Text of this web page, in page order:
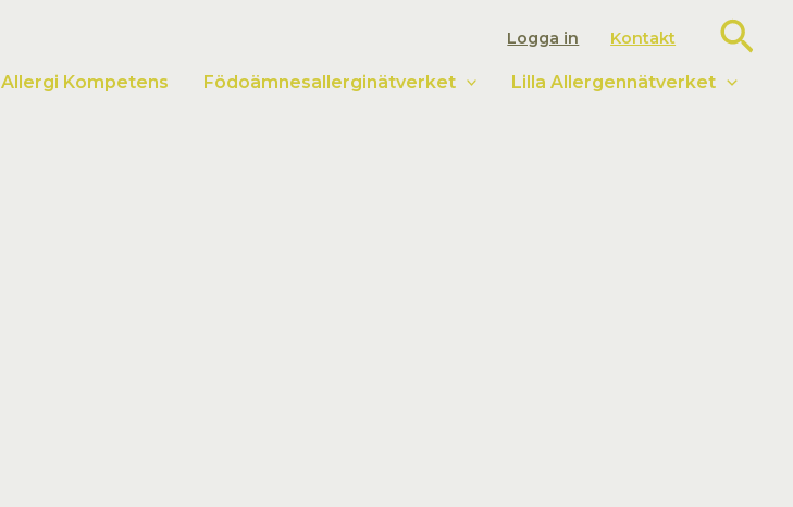
Logga in Kontakt Sök
Allergi Kompetens Födoämnesallerginätverket Lilla Allergennätverket